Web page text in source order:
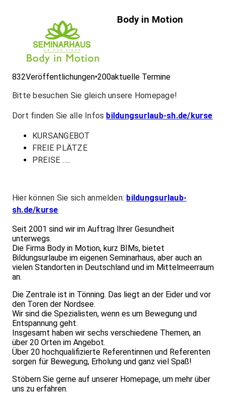
Body in Motion
832Veröffentlichungen•200aktuelle Termine
Bitte besuchen Sie gleich unsere Homepage!
Dort finden Sie alle Infos bildungsurlaub-sh.de/kurse
KURSANGEBOT
FREIE PLÄTZE
PREISE …..
Hier können Sie sich anmelden: bildungsurlaub-
sh.de/kurse
Seit 2001 sind wir im Auftrag Ihrer Gesundheit
unterwegs.
Die Firma Body in Motion, kurz BIMs, bietet
Bildungsurlaube im eigenen Seminarhaus, aber auch an
vielen Standorten in Deutschland und im Mittelmeerraum
an.
Die Zentrale ist in Tönning. Das liegt an der Eider und vor
den Toren der Nordsee.
Wir sind die Spezialisten, wenn es um Bewegung und
Entspannung geht.
Insgesamt haben wir sechs verschiedene Themen, an
über 20 Orten im Angebot.
Über 20 hochqualifizierte Referentinnen und Referenten
sorgen für Bewegung, Erholung und ganz viel Spaß!
Stöbern Sie gerne auf unserer Homepage, um mehr über
uns zu erfahren.